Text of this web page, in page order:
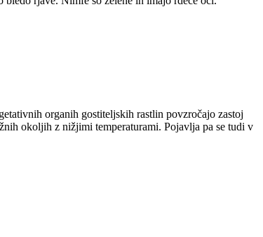
organih gostiteljskih rastlin povzročajo zastoj
okoljih z nižjimi temperaturami. Pojavlja pa se tudi v